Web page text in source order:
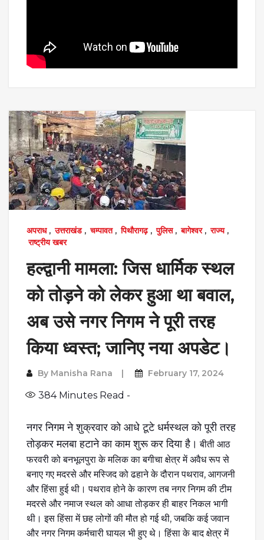
अपराध, उत्तराखंड, चम्पावत, पिथौरागढ़, पुलिस, बागेश्वर, राज्य,
राष्ट्रीय खबर
हल्द्वानी मामला: जिस धार्मिक स्थल
को तोड़ने को लेकर हुआ था बवाल,
अब उसे नगर निगम ने पूरी तरह
किया ध्वस्त; जानिए नया अपडेट।
By Manisha Rana February 17, 2024
384Minutes Read -
नगर निगम ने शुक्रवार को आधे टूटे धर्मस्थल को पूरी तरह
तोड़कर मलबा हटाने का काम शुरू कर दिया है। बीती आठ
फरवरी को बनभूलपुरा के मलिक का बगीचा क्षेत्र में अवैध रूप से
बनाए गए मदरसे और मस्जिद को ढहाने के दौरान पथराव, आगजनी
और हिंसा हुई थी। पथराव होने के कारण तब नगर निगम की टीम
मदरसे और नमाज स्थल को आधा तोड़कर ही बाहर निकल भागी
थी। इस हिंसा में छह लोगों की मौत हो गई थी, जबकि कई जवान
और नगर निगम कर्मचारी घायल भी हुए थे। हिंसा के बाद क्षेत्र में